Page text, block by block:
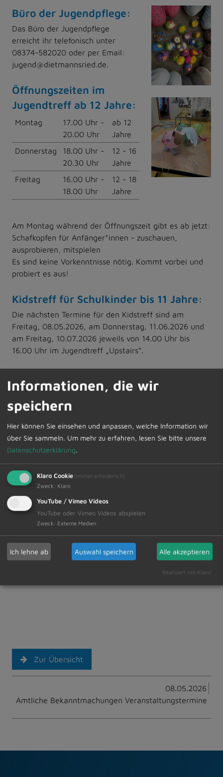
Büro der Jugendpflege:
Das Büro der Jugendpflege
erreicht ihr telefonisch unter
08374-582020 oder per Email:
jugend@dietmannsried.de.
Öffnungszeiten im
Jugendtreff ab 12 Jahre:
Montag
17.00 Uhr -
20.00 Uhr
ab 12
Jahre
Donnerstag
18.00 Uhr -
20.30 Uhr
12 - 16
Jahre
Freitag
16.00 Uhr -
18.00 Uhr
12 - 18
Jahre
Am Montag während der Öffnungszeit gibt es ab jetzt:
Schafkopfen für Anfänger*innen - zuschauen,
ausprobieren, mitspielen
Es sind keine Vorkenntnisse nötig. Kommt vorbei und
probiert es aus!
Kidstreff für Schulkinder bis 11 Jahre:
Die nächsten Termine für den Kidstreff sind am
Freitag, 08.05.2026, am Donnerstag, 11.06.2026 und
am Freitag, 10.07.2026 jeweils von 14.00 Uhr bis
16.00 Uhr im Jugendtreff „Upstairs“.
am Freitag, 19.06.2026 den Kidstreff on Tour an. An
in Dietmannsried unterwegs.
Save the Date für die Pfingstferien:
26.05.2026 Perlenarmbänder
ab 6 Jahre
27.05.2026 Schatztruhe
gestalten ab 6
Jahre
29.05.2026 Körbe
flechten
ab 10 Jahre
Zur Übersicht
08.05.2026
Amtliche Bekanntmachungen Veranstaltungstermine
Informationen, die wir
speichern
Hier können Sie einsehen und anpassen, welche Information wir
über Sie sammeln. Um mehr zu erfahren, lesen Sie bitte unsere
Datenschutzerklärung.
Klaro Cookie (immer erforderlich)
Zweck : Klaro
YouTube / Vimeo Videos
YouTube oder Vimeo Videos abspielen
Zweck : Externe Medien
Ich lehne ab Auswahl speichern Alle akzeptieren
Realisiert mit Klaro!